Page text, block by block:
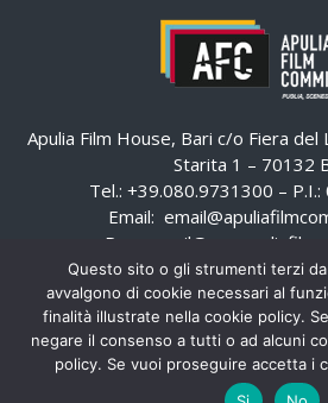
Apulia Film House, Bari c/o Fiera
Starita 1 – 70132
Tel.: +39.080.9731300 –
Email:
Pec:
Questo sito o gli strumenti terzi
avvalgono di cookie necessari al
finalità illustrate nella cookie policy.
negare il consenso a tutti o ad alcuni
policy. Se vuoi proseguire accetta i